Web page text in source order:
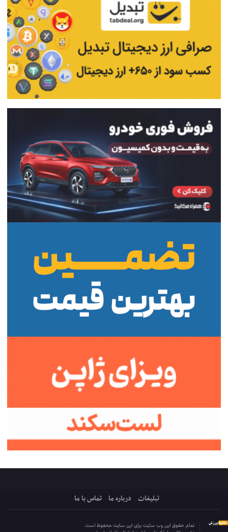
تبلیغات درباره ما تماس با ما
تمام حقوق این وب سایت برای این سایت محفوظ است.